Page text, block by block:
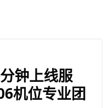
钟上线服
机位专业团